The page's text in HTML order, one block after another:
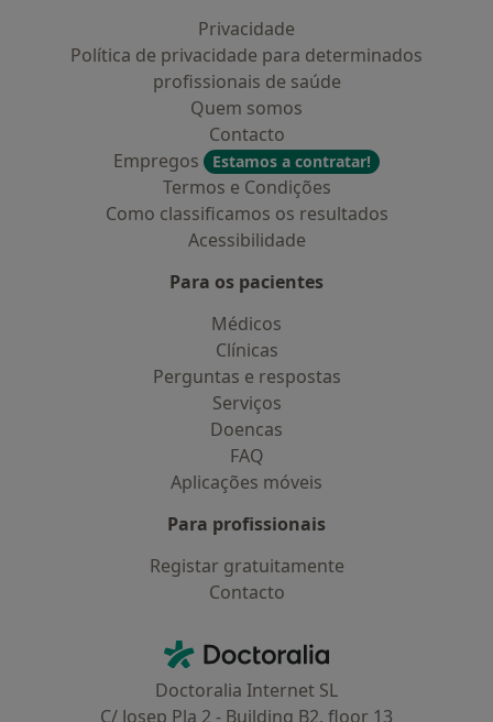
Privacidade
Política de privacidade para determinados
profissionais de saúde
Quem somos
Contacto
Empregos
Estamos a contratar!
Termos e Condições
Como classificamos os resultados
Acessibilidade
Para os pacientes
Médicos
Clínicas
Perguntas e respostas
Serviços
Doencas
FAQ
Aplicações móveis
Para profissionais
Registar gratuitamente
Contacto
Doctoralia - Homepage
Doctoralia Internet SL
C/ Josep Pla 2 - Building B2, floor 13